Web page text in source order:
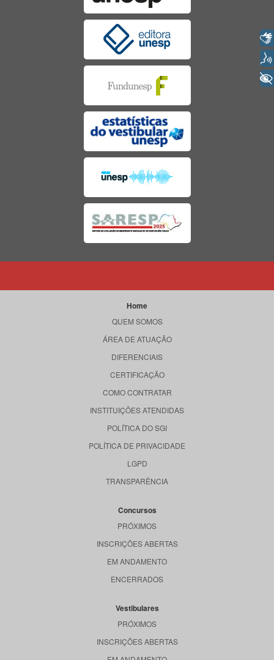
Home
QUEM SOMOS
ÁREA DE ATUAÇÃO
DIFERENCIAIS
CERTIFICAÇÃO
COMO CONTRATAR
INSTITUIÇÕES ATENDIDAS
POLÍTICA DO SGI
POLÍTICA DE PRIVACIDADE
LGPD
TRANSPARÊNCIA
Concursos
PRÓXIMOS
INSCRIÇÕES ABERTAS
EM ANDAMENTO
ENCERRADOS
Vestibulares
PRÓXIMOS
INSCRIÇÕES ABERTAS
+ Acessibilidade